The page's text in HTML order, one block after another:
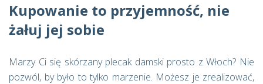
Kupowanie to przyjemność, nie
żałuj jej sobie
Marzy Ci się skórzany plecak damski prosto z Włoch? Nie
pozwól, by było to tylko marzenie. Możesz je zrealizować,